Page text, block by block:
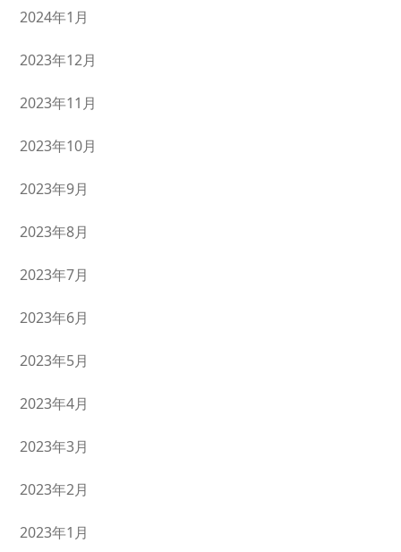
2024年1月
2023年12月
2023年11月
2023年10月
2023年9月
2023年8月
2023年7月
2023年6月
2023年5月
2023年4月
2023年3月
2023年2月
2023年1月